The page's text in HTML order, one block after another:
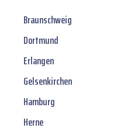
Braunschweig
Dortmund
Erlangen
Gelsenkirchen
Hamburg
Herne